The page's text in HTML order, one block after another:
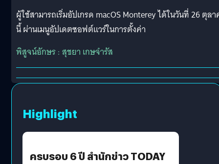
ผู้ใช้สามารถเริ่มอัปเกรด macOS Monterey ได้ในวันที่ 26 ตุล
นี้ ผ่านเมนูอัปเดตซอฟต์แวร์ในการตั้งค่า
พิสูจน์อักษร : สุชยา เกษจำรัส
Highlight
ครบรอบ 6 ปี สำนักข่าว TODAY